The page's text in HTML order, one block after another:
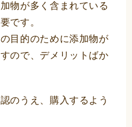
物が多く含まれている
です。
目的のために添加物が
ので、デメリットばか
のうえ、購入するよう